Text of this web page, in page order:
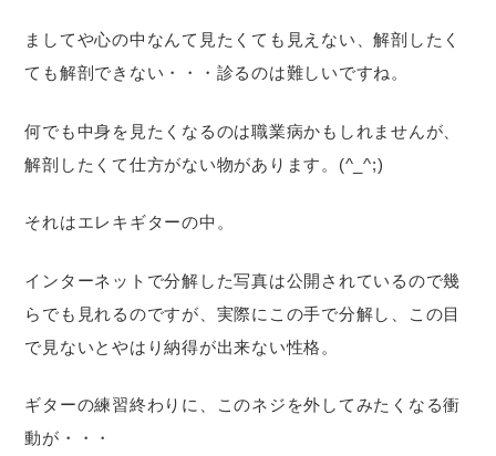
ましてや心の中なんて見たくても見えない、解剖したく
ても解剖できない・・・診るのは難しいですね。
何でも中身を見たくなるのは職業病かもしれませんが、
解剖したくて仕方がない物があります。(^_^;)
それはエレキギターの中。
インターネットで分解した写真は公開されているので幾
らでも見れるのですが、実際にこの手で分解し、この目
で見ないとやはり納得が出来ない性格。
ギターの練習終わりに、このネジを外してみたくなる衝
動が・・・